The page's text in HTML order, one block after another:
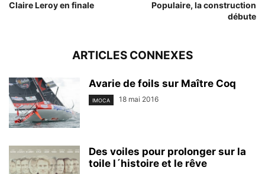
Claire Leroy en finale
Populaire, la construction
débute
ARTICLES CONNEXES
Avarie de foils sur Maître Coq
IMOCA 18 mai 2016
Des voiles pour prolonger sur la
toile l´histoire et le rêve